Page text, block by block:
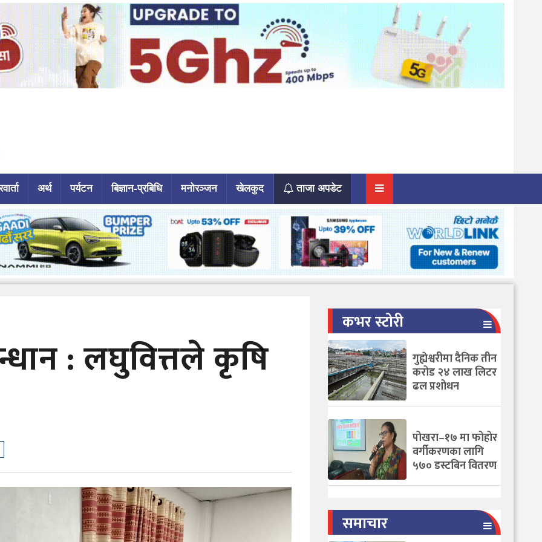
अर्थ पर्यटन बिज्ञान-प्रबिधि मनोरञ्जन खेलकुद ताजा अपडेट
: लघुवित्तले कृषि
कभर स्टोरी
गुह्येश्वरीमा दैनिक तीन
करोड २४ लाख लिटर
ढल प्रशोधन
पोखरा–१७ मा फोहोर
वर्गीकरणका लागि
५७० डस्टबिन वितरण
समाचार